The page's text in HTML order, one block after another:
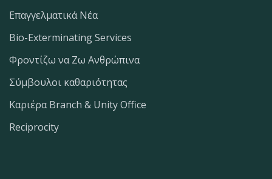
Επαγγελματικά Νέα
Bio-Exterminating Services
Φροντίζω να Ζω Ανθρώπινα
Σύμβουλοι καθαριότητας
Καριέρα Branch & Unity Office
Reciprocity